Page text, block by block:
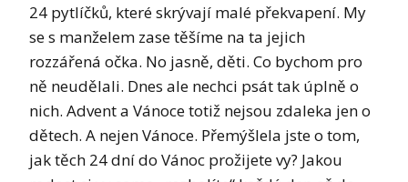
24 pytlíčků, které skrývají malé překvapení. My
se s manželem zase těšíme na ta jejich
rozzářená očka. No jasně, děti. Co bychom pro
ně neudělali. Dnes ale nechci psát tak úplně o
nich. Advent a Vánoce totiž nejsou zdaleka jen o
dětech. A nejen Vánoce. Přemýšlela jste o tom,
jak těch 24 dní do Vánoc prožijete vy? Jakou